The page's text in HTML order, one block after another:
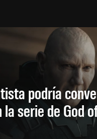
podría
serie de God